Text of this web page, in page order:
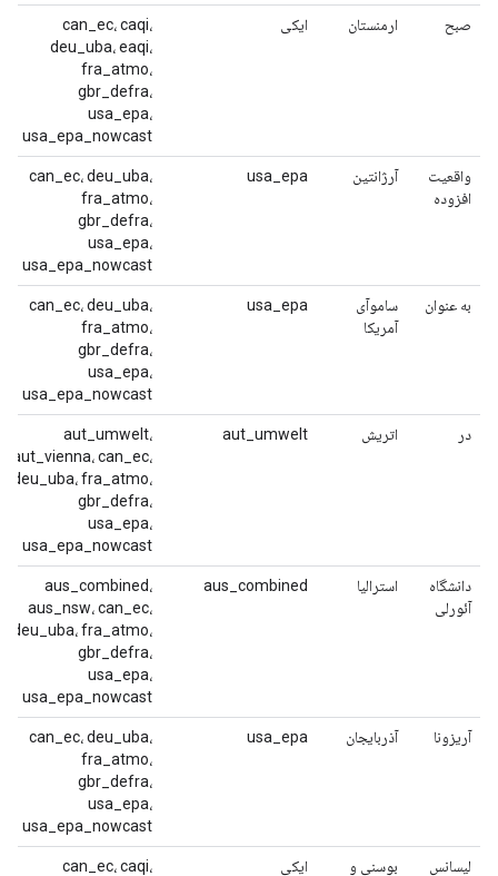
صبح ارمنستان ایکی
can_ec، caqi،
deu_uba، eaqi،
fra_atmo،
gbr_defra،
usa_epa،
usa_epa_nowcast
واقعیت
افزوده
آرژانتین usa_epa
can_ec، deu_uba،
fra_atmo،
gbr_defra،
usa_epa،
usa_epa_nowcast
به عنوان
ساموآی
آمریکا
usa_epa
can_ec، deu_uba،
fra_atmo،
gbr_defra،
usa_epa،
usa_epa_nowcast
در اتریش aut_umwelt
aut_umwelt،
aut_vienna، can_ec،
deu_uba، fra_atmo،
gbr_defra،
usa_epa،
usa_epa_nowcast
دانشگاه
آئورلی
استرالیا aus_combined
aus_combined،
aus_nsw، can_ec،
deu_uba، fra_atmo،
gbr_defra،
usa_epa،
usa_epa_nowcast
آریزونا آذربایجان usa_epa
can_ec، deu_uba،
fra_atmo،
gbr_defra،
usa_epa،
usa_epa_nowcast
لیسانس
بوسنی و
ایکی
can_ec، caqi،